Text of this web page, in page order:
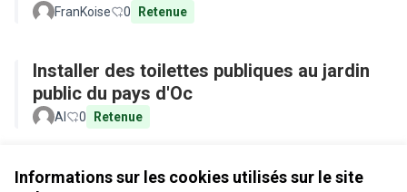
Informations sur les cookies utilisés sur le site
FranKoise 0 Retenue
Installer des toilettes publiques au jardin
public du pays d'Oc
Al 0 Retenue